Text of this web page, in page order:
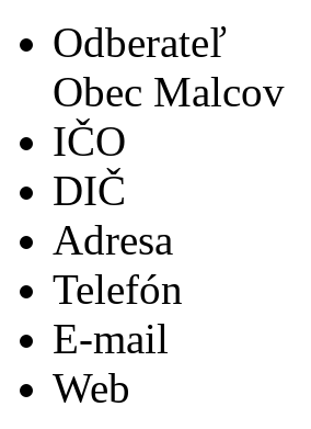
Odberateľ
Obec Malcov
IČO
DIČ
Adresa
Telefón
E-mail
Web